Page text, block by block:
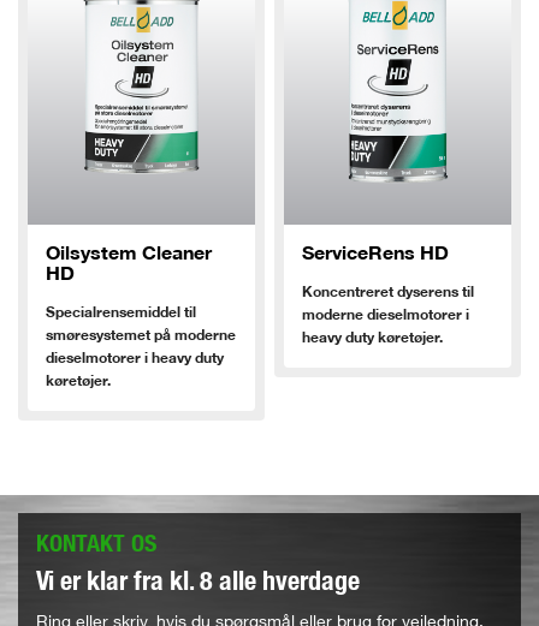
Oilsystem Cleaner
HD
Specialrensemiddel til
smøresystemet på moderne
dieselmotorer i heavy duty
køretøjer.
ServiceRens HD
Koncentreret dyserens til
moderne dieselmotorer i
heavy duty køretøjer.
KONTAKT OS
Vi er klar fra kl. 8 alle hverdage
Ring eller skriv, hvis du spørgsmål eller brug for vejledning.